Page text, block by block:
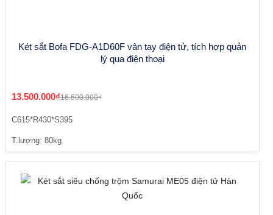
Két sắt Bofa FDG-A1D60F vân tay điện tử, tích hợp quản
lý qua điện thoại
13.500.000₫16.600.000₫
C615*R430*S395
T.lượng: 80kg